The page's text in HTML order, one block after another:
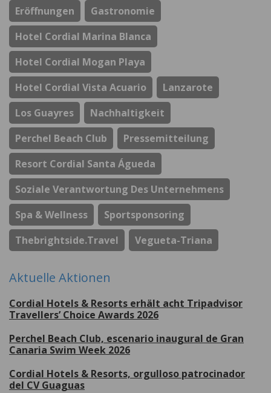
Eröffnungen
Gastronomie
Hotel Cordial Marina Blanca
Hotel Cordial Mogan Playa
Hotel Cordial Vista Acuario
Lanzarote
Los Guayres
Nachhaltigkeit
Perchel Beach Club
Pressemitteilung
Resort Cordial Santa Águeda
Soziale Verantwortung Des Unternehmens
Spa & Wellness
Sportsponsoring
Thebrightside.travel
Vegueta-Triana
Aktuelle Aktionen
Cordial Hotels & Resorts erhält acht Tripadvisor
Travellers’ Choice Awards 2026
Perchel Beach Club, escenario inaugural de Gran
Canaria Swim Week 2026
Cordial Hotels & Resorts, orgulloso patrocinador
del CV Guaguas